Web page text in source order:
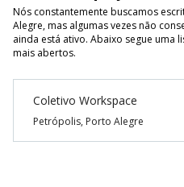
Nós constantemente buscamos
Alegre, mas algumas vezes não
ainda está ativo. Abaixo segue uma
mais abertos.
Coletivo Workspace
Petrópolis, Porto Alegre